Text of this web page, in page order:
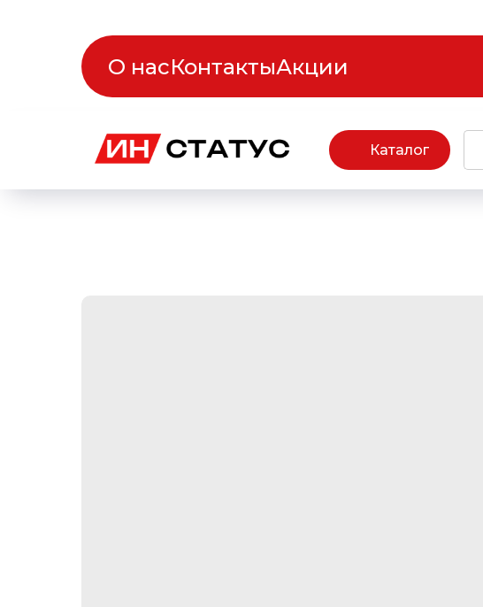
О насКонтактыАкции
Каталог